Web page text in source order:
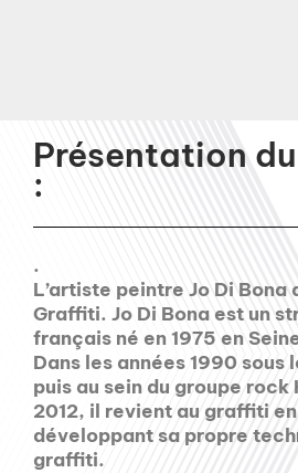
Présentation
:
.
L’artiste peintre Jo Di Bona
Graffiti. Jo Di Bona est un
français né en 1975 en
Dans les années 1990 sous
puis au sein du groupe
2012, il revient au graffiti
développant sa propre
graffiti.